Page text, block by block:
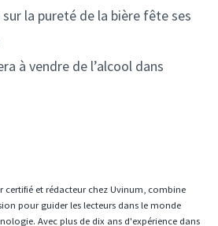
la pureté de la bière fête ses
à vendre de l’alcool dans
certifié et rédacteur chez Uvinum, combine
pour guider les lecteurs dans le monde
Avec plus de dix ans d'expérience dans